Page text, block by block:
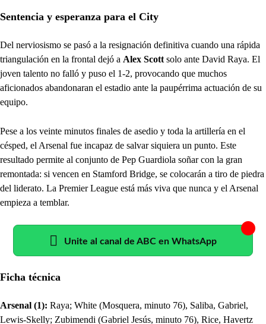
Sentencia y esperanza para el City
Del nerviosismo se pasó a la resignación definitiva cuando una rápida
triangulación en la frontal dejó a Alex Scott solo ante David Raya. El
joven talento no falló y puso el 1-2, provocando que muchos
aficionados abandonaran el estadio ante la paupérrima actuación de su
equipo.
Pese a los veinte minutos finales de asedio y toda la artillería en el
césped, el Arsenal fue incapaz de salvar siquiera un punto. Este
resultado permite al conjunto de Pep Guardiola soñar con la gran
remontada: si vencen en Stamford Bridge, se colocarán a tiro de piedra
del liderato. La Premier League está más viva que nunca y el Arsenal
empieza a temblar.
Unite al canal de ABC en WhatsApp
Ficha técnica
Arsenal (1): Raya; White (Mosquera, minuto 76), Saliba, Gabriel,
Lewis-Skelly; Zubimendi (Gabriel Jesús, minuto 76), Rice, Havertz